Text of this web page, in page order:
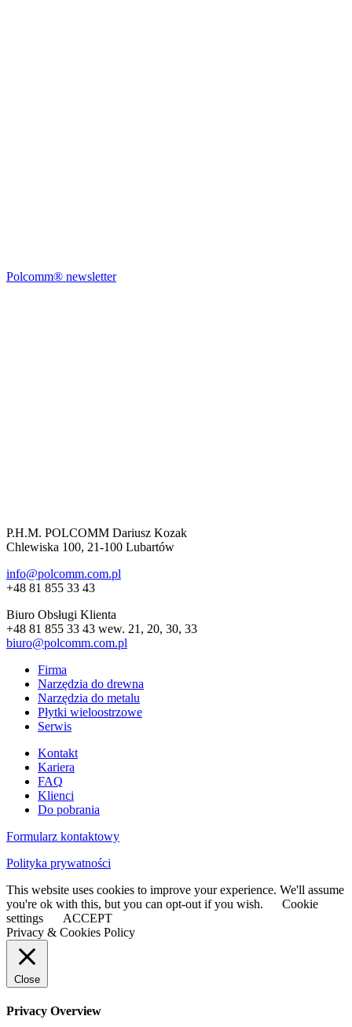
Polcomm® newsletter
P.H.M. POLCOMM Dariusz Kozak
Chlewiska 100, 21-100 Lubartów
info@polcomm.com.pl
+48 81 855 33 43
Biuro Obsługi Klienta
+48 81 855 33 43 wew. 21, 20, 30, 33
biuro@polcomm.com.pl
Firma
Narzędzia do drewna
Narzędzia do metalu
Płytki wieloostrzowe
Serwis
Kontakt
Kariera
FAQ
Klienci
Do pobrania
Formularz kontaktowy
Polityka prywatności
This website uses cookies to improve your experience. We'll assume
you're ok with this, but you can opt-out if you wish.
Cookie
settings
ACCEPT
Privacy & Cookies Policy
Close
Privacy Overview